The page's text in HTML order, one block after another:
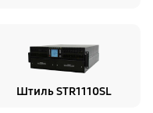
Штиль STR1110SL